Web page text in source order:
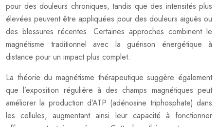
pour des douleurs chroniques, tandis que des intensités plus
élevées peuvent être appliquées pour des douleurs aiguës ou
des blessures récentes. Certaines approches combinent le
magnétisme traditionnel avec la guérison énergétique à
distance pour un impact plus complet.
La théorie du magnétisme thérapeutique suggère également
que l’exposition régulière à des champs magnétiques peut
améliorer la production d’ATP (adénosine triphosphate) dans
les cellules, augmentant ainsi leur capacité à fonctionner